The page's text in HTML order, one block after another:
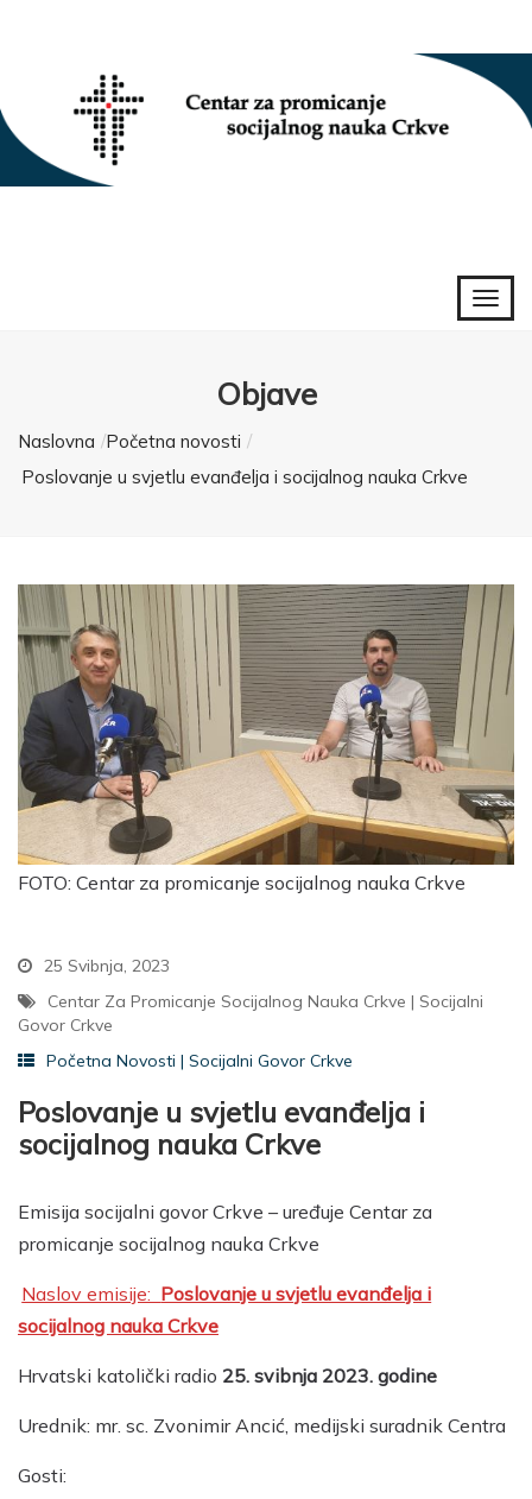
Objave
Naslovna Početna novosti
Poslovanje u svjetlu evanđelja i socijalnog nauka Crkve
FOTO: Centar za promicanje socijalnog nauka Crkve
25 Svibnja, 2023
Centar Za Promicanje Socijalnog Nauka Crkve | Socijalni
Govor Crkve
Početna Novosti | Socijalni Govor Crkve
Poslovanje u svjetlu evanđelja i
socijalnog nauka Crkve
Emisija socijalni govor Crkve – uređuje Centar za
promicanje socijalnog nauka Crkve
Naslov emisije: Poslovanje u svjetlu evanđelja i
socijalnog nauka Crkve
Hrvatski katolički radio 25. svibnja 2023. godine
Urednik: mr. sc. Zvonimir Ancić, medijski suradnik Centra
Gosti: